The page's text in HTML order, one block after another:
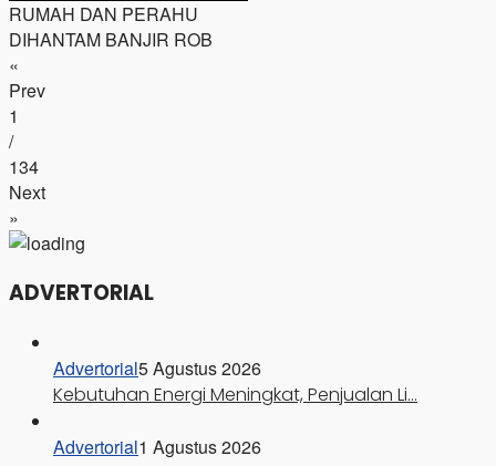
RUMAH DAN PERAHU
DIHANTAM BANJIR ROB
«
Prev
1
/
134
Next
»
ADVERTORIAL
Advertorial5 Agustus 2026
Kebutuhan Energi Meningkat, Penjualan Li…
Advertorial1 Agustus 2026